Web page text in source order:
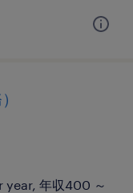
年収400 ～